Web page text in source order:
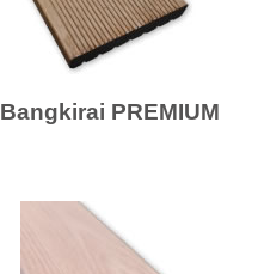
Bangkirai PREMIUM